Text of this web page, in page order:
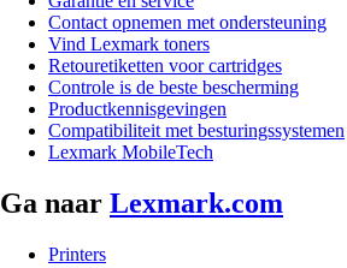
Contact opnemen met ondersteuning
Vind Lexmark toners
Retouretiketten voor cartridges
Controle is de beste bescherming
Productkennisgevingen
Compatibiliteit met besturingssystemen
Lexmark MobileTech
Ga naar Lexmark.com
Printers